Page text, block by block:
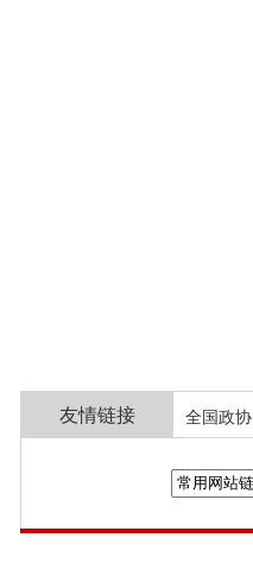
友情链接 全国政协